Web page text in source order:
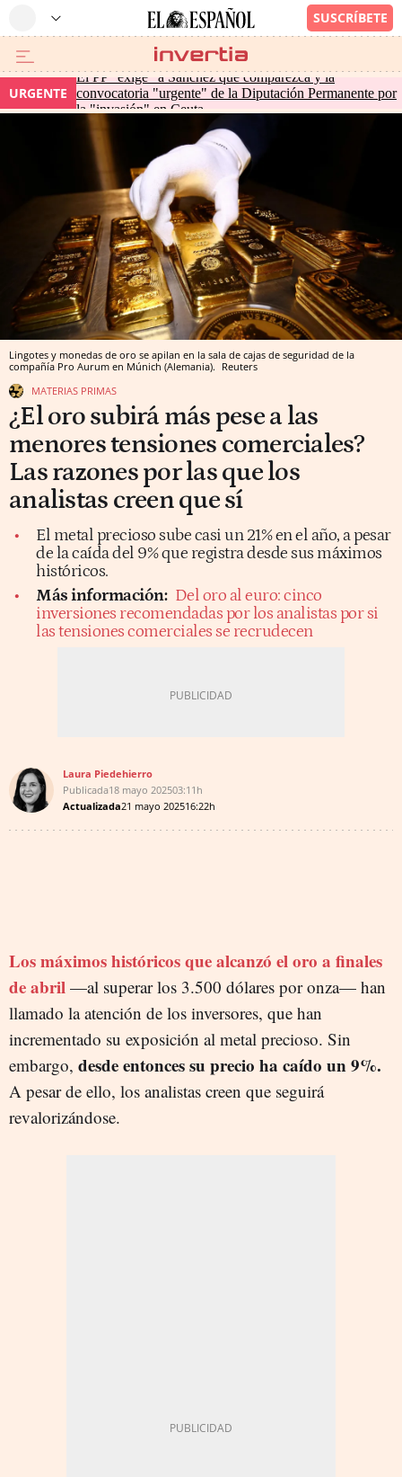
URGENTE
El PP "exige" a Sánchez que comparezca y la
convocatoria "urgente" de la Diputación Permanente por
la "invasión" en Ceuta
Lingotes y monedas de oro se apilan en la sala de cajas de seguridad de la
compañía Pro Aurum en Múnich (Alemania). Reuters
MATERIAS PRIMAS
¿El oro subirá más pese a las
menores tensiones comerciales?
Las razones por las que los
analistas creen que sí
El metal precioso sube casi un 21% en el año, a pesar
de la caída del 9% que registra desde sus máximos
históricos.
Más información: Del oro al euro: cinco
inversiones recomendadas por los analistas por si
las tensiones comerciales se recrudecen
Laura Piedehierro
Publicada18 mayo 202503:11h
Actualizada21 mayo 202516:22h
Los máximos históricos que alcanzó el oro a finales
de abril —al superar los 3.500 dólares por onza— han
llamado la atención de los inversores, que han
incrementado su exposición al metal precioso. Sin
embargo, desde entonces su precio ha caído un 9%.
A pesar de ello, los analistas creen que seguirá
revalorizándose.